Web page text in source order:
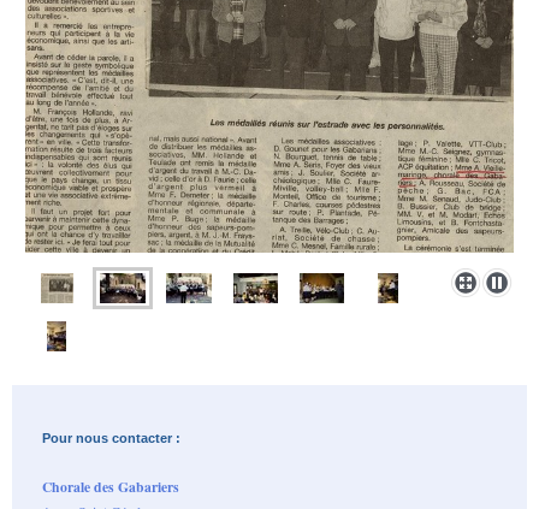
Pour nous contacter :
Chorale des Gabariers